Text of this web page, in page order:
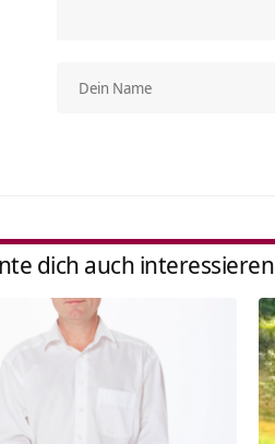
dich auch interessieren